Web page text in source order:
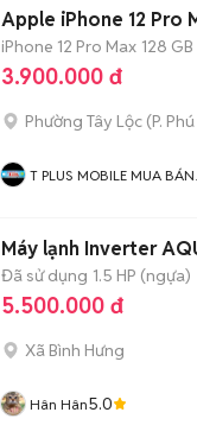
Apple iPhone 12 Pro
iPhone 12 Pro Max 128 GB
3.900.000 đ
Phường Tây Lộc (P.
T PLUS MOBILE MUA BÁN
Máy lạnh Inverter
Đã sử dụng 1.5 HP (ngựa)
5.500.000 đ
Xã Bình Hưng
Hân Hân5.0